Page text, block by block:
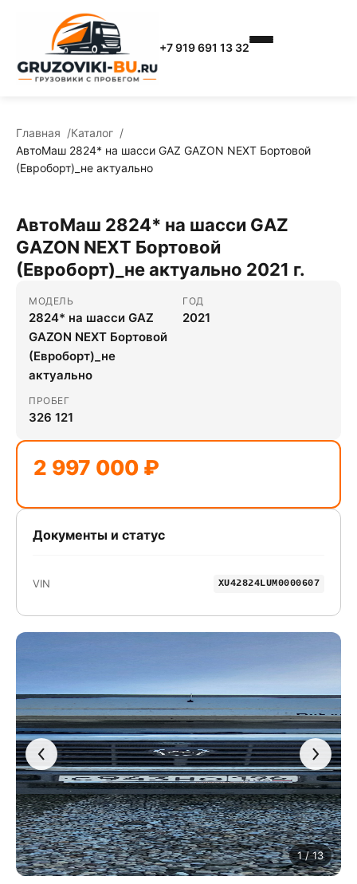
+7 919 691 13 32
Главная
Каталог
АвтоМаш 2824* на шасси GAZ GAZON NEXT Бортовой
(Евроборт)_не актуально
1/ 13
АвтоМаш 2824* на шасси GAZ
GAZON NEXT Бортовой
(Евроборт)_не актуально 2021 г.
МОДЕЛЬ
2824* на шасси GAZ
GAZON NEXT Бортовой
(Евроборт)_не
актуально
ГОД
2021
ПРОБЕГ
326 121
2 997 000 ₽
Документы и статус
VIN XU42824LUM0000607